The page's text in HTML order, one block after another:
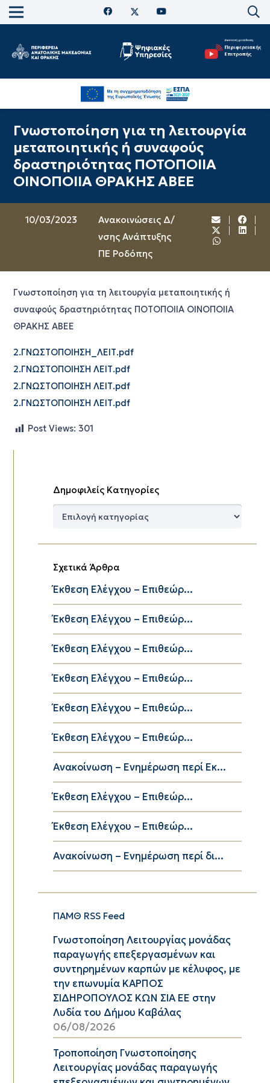
Γνωστοποίηση για τη λειτουργία
μεταποιητικής ή συναφούς
δραστηριότητας ΠΟΤΟΠΟΙΙΑ
ΟΙΝΟΠΟΙΙΑ ΘΡΑΚΗΣ ΑΒΕΕ
10/03/2023
Ανακοινώσεις Δ/
νσης Ανάπτυξης
ΠΕ Ροδόπης
Γνωστοποίηση για τη λειτουργία μεταποιητικής ή
συναφούς δραστηριότητας ΠΟΤΟΠΟΙΙΑ ΟΙΝΟΠΟΙΙΑ
ΘΡΑΚΗΣ ΑΒΕΕ
2.ΓΝΩΣΤΟΠΟΙΗΣΗ_ΛΕΙΤ.pdf
2.ΓΝΩΣΤΟΠΟΙΗΣΗ ΛΕΙΤ.pdf
2.ΓΝΩΣΤΟΠΟΙΗΣΗ ΛΕΙΤ.pdf
2.ΓΝΩΣΤΟΠΟΙΗΣΗ ΛΕΙΤ.pdf
Post Views: 301
Δημοφιλείς Κατηγορίες
Δημοφιλείς
Σχετικά Άρθρα
Έκθεση Ελέγχου – Επιθεώρ...
Έκθεση Ελέγχου – Επιθεώρ...
Έκθεση Ελέγχου – Επιθεώρ...
Έκθεση Ελέγχου – Επιθεώρ...
Έκθεση Ελέγχου – Επιθεώρ...
Έκθεση Ελέγχου – Επιθεώρ...
Ανακοίνωση – Ενημέρωση περί Εκ...
Έκθεση Ελέγχου – Επιθεώρ...
Έκθεση Ελέγχου – Επιθεώρ...
Ανακοίνωση – Ενημέρωση περί δι...
ΠΑΜΘ RSS Feed
Γνωστοποίηση Λειτουργίας μονάδας
παραγωγής επεξεργασμένων και
συντηρημένων καρπών με κέλυφος, με
την επωνυμία ΚΑΡΠΟΣ
ΣΙΔΗΡΟΠΟΥΛΟΣ ΚΩΝ ΣΙΑ ΕΕ στην
Λυδία του Δήμου Καβάλας
06/08/2026
Τροποποίηση Γνωστοποίησης
Λειτουργίας μονάδας παραγωγής